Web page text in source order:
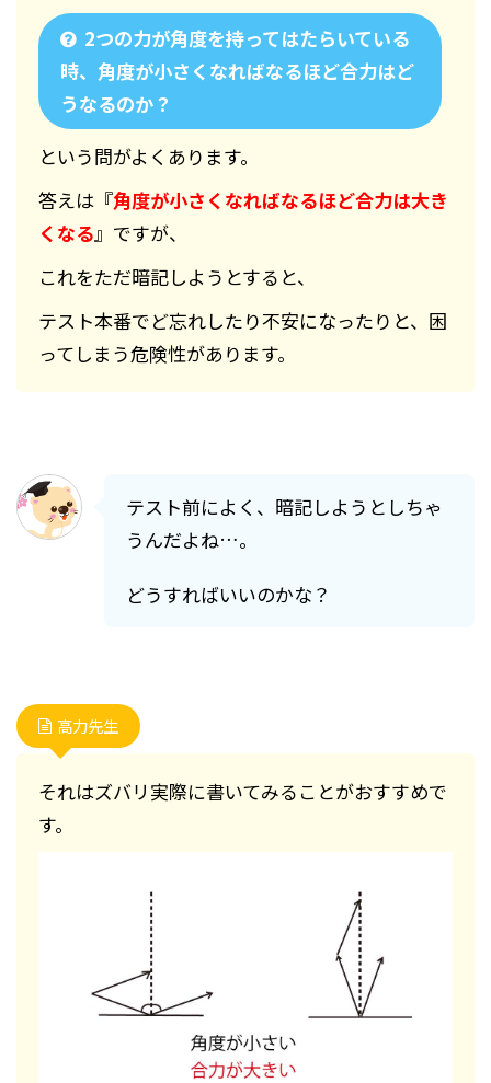
2つの力が角度を持ってはたらいている
時、角度が小さくなればなるほど合力はど
うなるのか？
という問がよくあります。
答えは『角度が小さくなればなるほど合力は大き
くなる』ですが、
これをただ暗記しようとすると、
テスト本番でど忘れしたり不安になったりと、困
ってしまう危険性があります。
テスト前によく、暗記しようとしちゃ
うんだよね…。
どうすればいいのかな？
高力先生
それはズバリ実際に書いてみることがおすすめで
す。